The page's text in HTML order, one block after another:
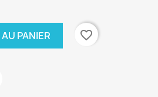
PANIER favorite_border